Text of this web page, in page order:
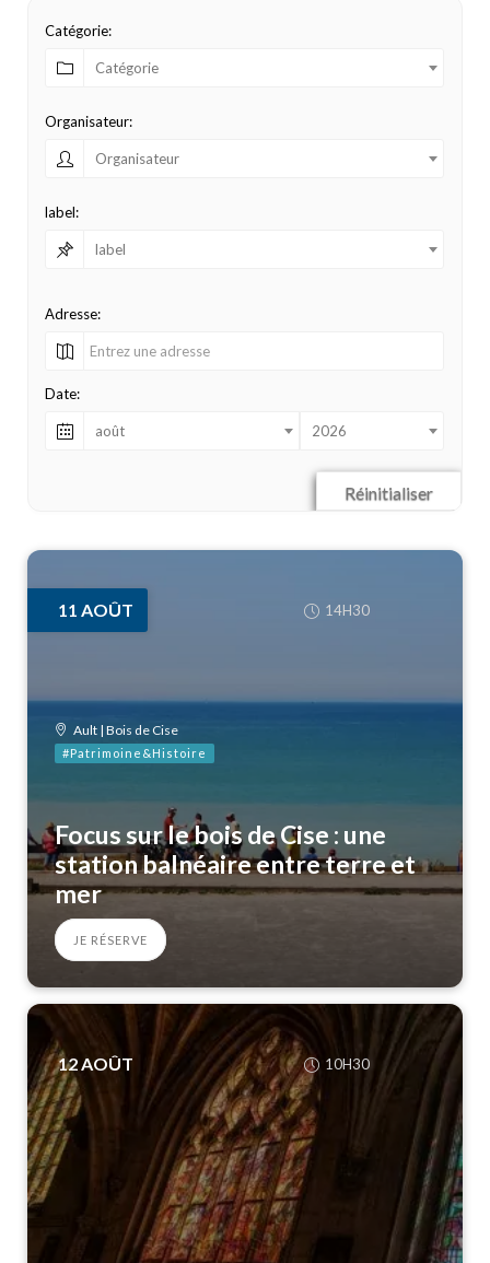
Catégorie:
Catégorie
Organisateur:
Organisateur
label:
label
Adresse:
Date:
août 2026
Réinitialiser
11 AOÛT 14H30
Ault | Bois de Cise
#Patrimoine&Histoire
Focus sur le bois de Cise : une
station balnéaire entre terre et
mer
JE RÉSERVE
12AOÛT 10H30